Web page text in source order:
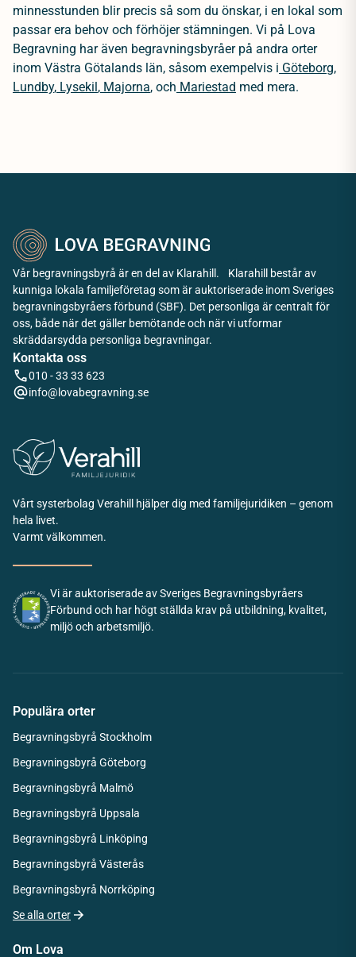
minnesstunden blir precis så som du önskar, i en lokal som
passar era behov och förhöjer stämningen. Vi på Lova
Begravning har även begravningsbyråer på andra orter
inom Västra Götalands län, såsom exempelvis i Göteborg,
Lundby, Lysekil, Majorna, och Mariestad med mera.
Vår begravningsbyrå är en del av Klarahill. Klarahill består av
kunniga lokala familjeföretag som är auktoriserade inom Sveriges
begravningsbyråers förbund (SBF). Det personliga är centralt för
oss, både när det gäller bemötande och när vi utformar
skräddarsydda personliga begravningar.
Kontakta oss
010 - 33 33 623
info@lovabegravning.se
Vårt systerbolag Verahill hjälper dig med familjejuridiken – genom
hela livet.
Varmt välkommen.
Vi är auktoriserade av Sveriges Begravningsbyråers
Förbund och har högt ställda krav på utbildning, kvalitet,
miljö och arbetsmiljö.
Populära orter
Begravningsbyrå Stockholm
Begravningsbyrå Göteborg
Begravningsbyrå Malmö
Begravningsbyrå Uppsala
Begravningsbyrå Linköping
Begravningsbyrå Västerås
Begravningsbyrå Norrköping
Se alla orter
Om Lova